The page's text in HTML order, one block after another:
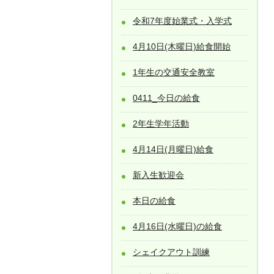
令和7年度始業式・入学式
4月10日(木曜日)給食開始
1年生の交通安全教室
0411_今日の給食
2年生学年活動
4月14日(月曜日)給食
新入生歓迎会
本日の給食
4月16日(水曜日)の給食
シェイクアウト訓練